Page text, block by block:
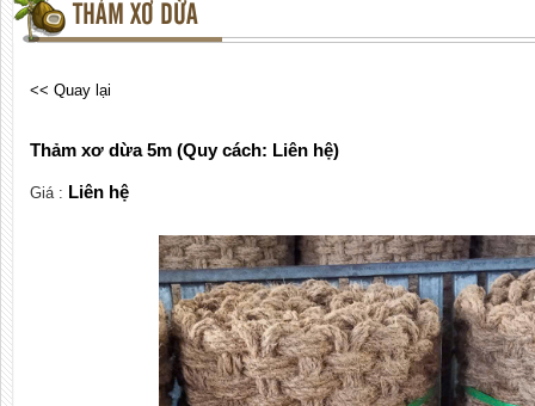
THẢM XƠ DỪA
<< Quay lại
Thảm xơ dừa 5m (Quy cách: Liên hệ)
Giá : Liên hệ